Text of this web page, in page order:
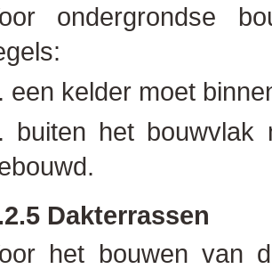
ondergrondse
een kelder moet
buiten het bouwvlak
Dakterrassen
het bouwen van